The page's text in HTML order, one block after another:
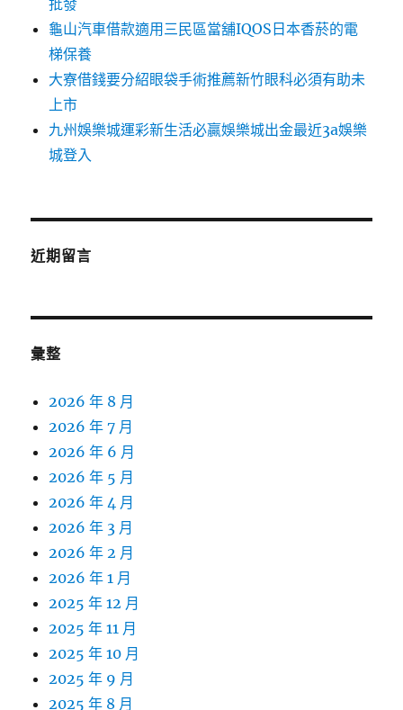
批發
龜山汽車借款適用三民區當舖IQOS日本香菸的電
梯保養
大寮借錢要分紹眼袋手術推薦新竹眼科必須有助未
上市
九州娛樂城運彩新生活必贏娛樂城出金最近3a娛樂
城登入
近期留言
彙整
2026 年 8 月
2026 年 7 月
2026 年 6 月
2026 年 5 月
2026 年 4 月
2026 年 3 月
2026 年 2 月
2026 年 1 月
2025 年 12 月
2025 年 11 月
2025 年 10 月
2025 年 9 月
2025 年 8 月